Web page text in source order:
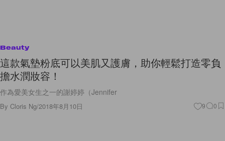
Beauty
這款氣墊粉底可以美肌又護膚，助你輕鬆打造零負
擔水潤妝容！
作為愛美女生之一的謝婷婷（Jennifer
By Cloris Ng/2018年8月10日 9 0